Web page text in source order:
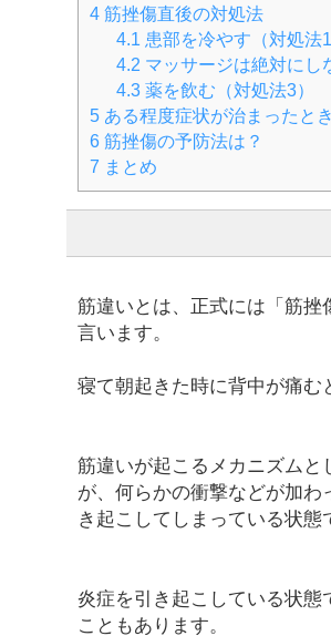
4 筋挫傷直後の対処法
4.1 患部を冷やす（対処法1
4.2 マッサージは絶対にし
4.3薬を飲む（対処法3）
5 ある程度症状が治まったと
6 筋挫傷の予防法は？
7 まとめ
筋違いとは、正式には「筋挫
言います。
寝て朝起きた時に背中が痛む
筋違いが起こるメカニズム
が、何らかの衝撃などが加わ
き起こしてしまっている状態
炎症を引き起こしている状態
こともあります。